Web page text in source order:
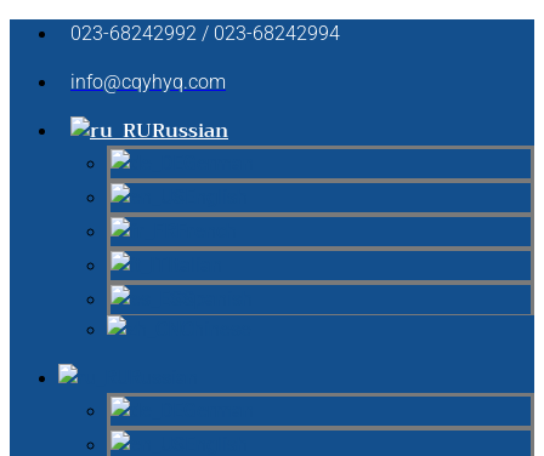
023-68242992 / 023-68242994
info@cqyhyq.com
Russian